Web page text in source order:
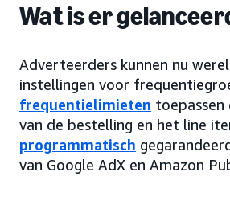
Wat is er
Adverteerders kunnen nu
instellingen voor
frequentielimieten toepassen
van de bestelling en het line
programmatisch
van Google AdX en Amazon